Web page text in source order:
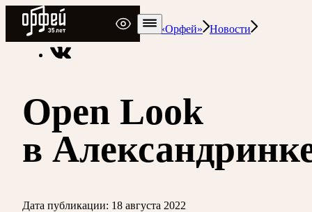
Радио Орфей
Радио классической музыки «Орфей»
Новости
Open Look
в
Дата публикации: 18 августа 2022